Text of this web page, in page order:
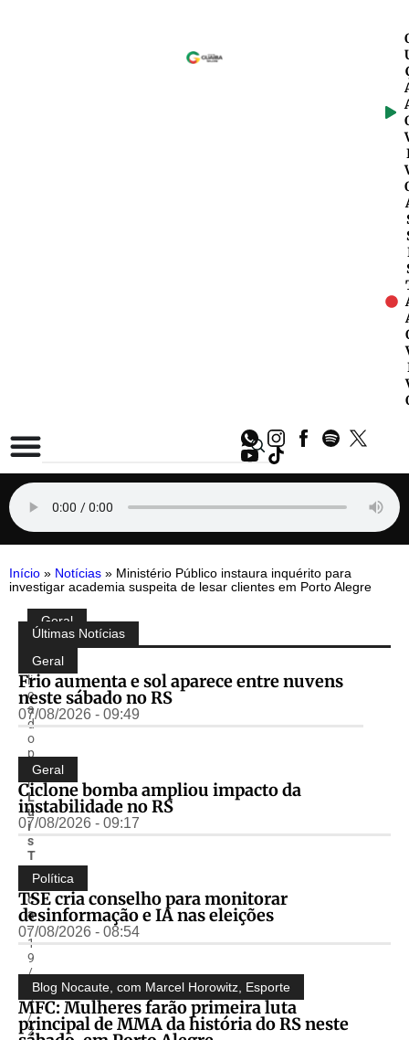
Início » Notícias » Ministério Público instaura inquérito para
investigar academia suspeita de lesar clientes em Porto Alegre
Compartilhe:
Geral
P
b
li
c
a
d
o
p
o
r
L
u
i
s
T
o
s
c
a
-
1
9
/
0
7
/
2
Últimas Notícias
Geral
Frio aumenta e sol aparece entre nuvens
neste sábado no RS
07/08/2026 - 09:49
Geral
Ciclone bomba ampliou impacto da
instabilidade no RS
07/08/2026 - 09:17
Política
TSE cria conselho para monitorar
desinformação e IA nas eleições
07/08/2026 - 08:54
Blog Nocaute, com Marcel Horowitz Esporte
MFC: Mulheres farão primeira luta
principal de MMA da história do RS neste